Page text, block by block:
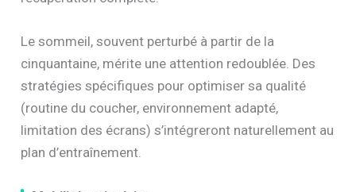
Le sommeil, souvent perturbé à partir de la
cinquantaine, mérite une attention redoublée. Des
stratégies spécifiques pour optimiser sa qualité
(routine du coucher, environnement adapté,
limitation des écrans) s’intégreront naturellement au
plan d’entraînement.